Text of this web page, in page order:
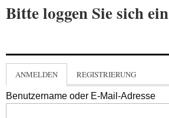
Bitte loggen Sie sich ein
ANMELDEN REGISTRIERUNG
Benutzername oder E-Mail-Adresse